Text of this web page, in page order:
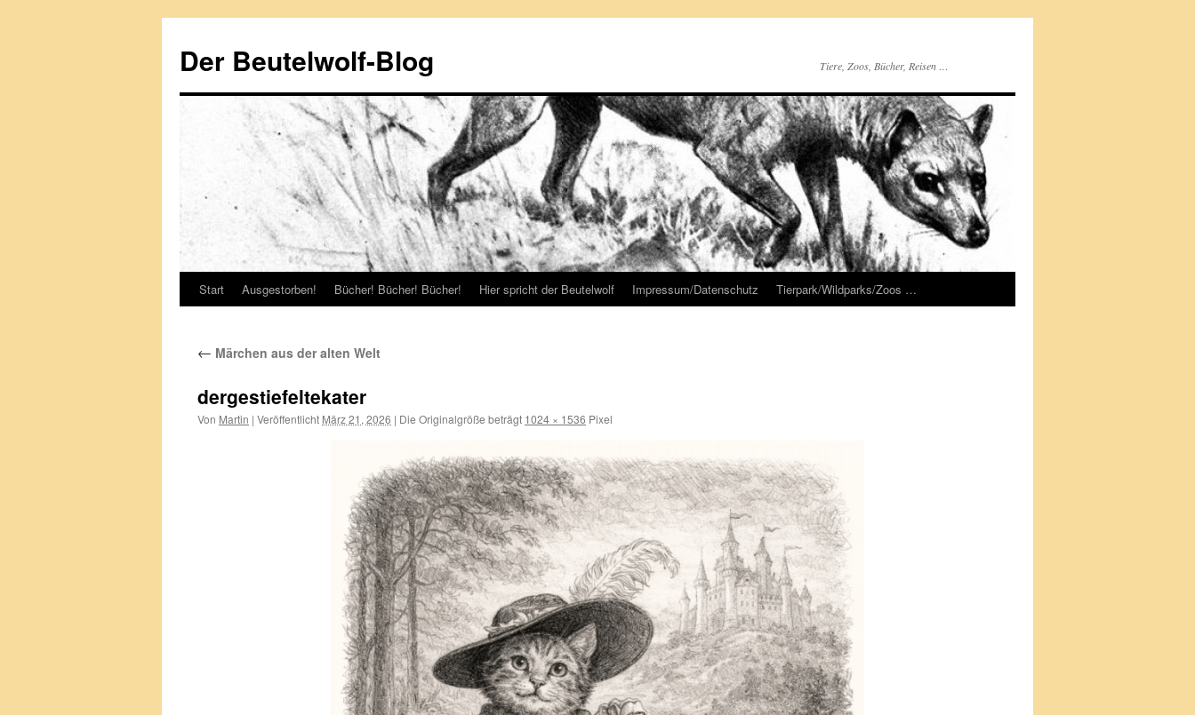
springen
Der Beutelwolf-Blog Tiere, Zoos, Bücher, Reisen …
Start Ausgestorben! Bücher! Bücher! Bücher! Hier spricht der Beutelwolf Impressum/Datenschutz Tierpark/Wildparks/Zoos …
← Märchen aus der alten Welt
dergestiefeltekater
Von Martin | Veröffentlicht März 21, 2026 | Die Originalgröße beträgt 1024 × 1536 Pixel